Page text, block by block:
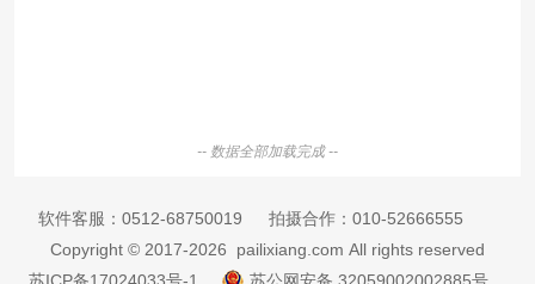
-- 数据全部加载完成 --
软件客服： 0512-68750019 拍摄合作： 010-52666555
Copyright © 2017-2026 pailixiang.com All rights reserved
苏ICP备17024033号-1
苏公网安备 32059002002885号